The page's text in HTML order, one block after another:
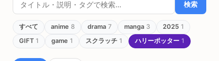
検索
すべて anime 8 drama 7 manga 3 2025 1
GIFT 1 game 1 スクラッチ 1 ハリーポッター 1